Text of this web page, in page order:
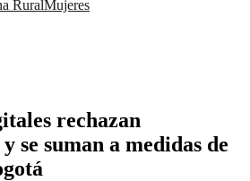
RuralMujeres
rechazan
se suman a medidas de